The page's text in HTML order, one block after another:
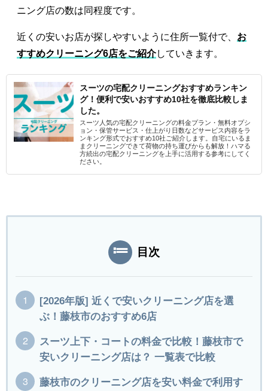
ニング店の数は同程度です。
近くの安いお店が探しやすいように住所一覧付で、 お
すすめクリーニング6店をご紹介していきます。
スーツの宅配クリーニングおすすめランキン
グ！便利で安いおすすめ10社を徹底比較しま
した。
スーツ人気の宅配クリーニングの料金プラン・無料オプシ
ョン・保管サービス・仕上がり日数などサービス内容をラ
ンキング形式でおすすめ10社ご紹介します。自宅にいるま
まクリーニングできて荷物の持ち運びからも解放！ハマる
方続出の宅配クリーニングを上手に活用する参考にしてく
ださい。
目次
[2026年版] 近くで安いクリーニング店を選
ぶ！藤枝市のおすすめ6店
スーツ上下・コートの料金で比較！藤枝市で
安いクリーニング店は？ 一覧表で比較
藤枝市のクリーニング店を安い料金で利用す